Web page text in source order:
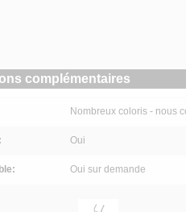
complémentaires
Nombreux coloris - nous
Oui
Oui sur demande